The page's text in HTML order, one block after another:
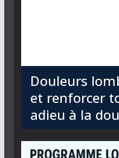
Douleurs
et renforcer
adieu à la